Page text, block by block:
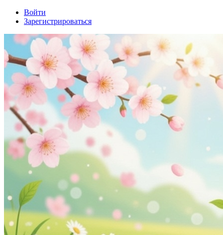
Войти
Зарегистрироваться